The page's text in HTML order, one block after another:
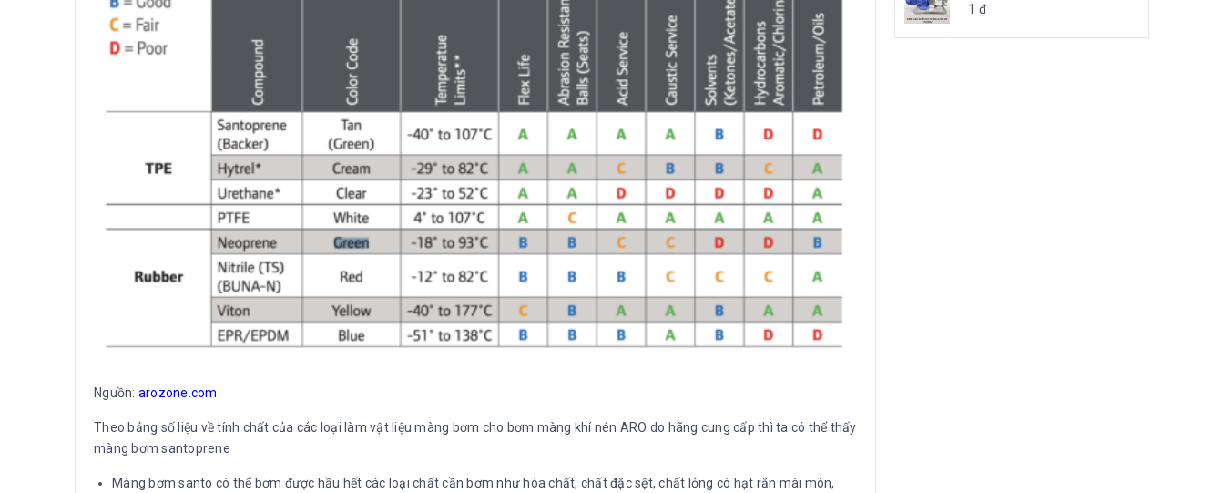
Nguồn: arozone.com
Theo bảng số liệu về tính chất của các loại làm vật liệu màng bơm cho bơm màng khí nén ARO do hãng cung cấp thì ta có thể thấy
màng bơm santoprene
Màng bơm santo có thể bơm được hầu hết các loại chất cần bơm như hóa chất, chất đặc sệt, chất lỏng có hạt rắn mài mòn,
1 ₫